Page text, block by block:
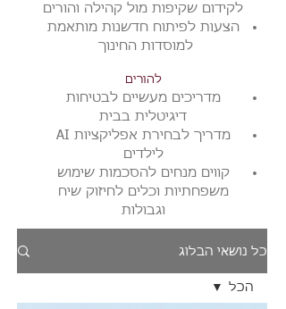
לקידום שקיפות מול קהילה והורים
הצעות לפיתוח חדשנות מותאמת
למוסדות החינוך
להורים
מדריכים מעשיים לבטיחות
דיגיטלית בבית
מדריך לבחירת אפליקציות AI
לילדים
​קווים מנחים להסכמות שימוש
משפחתיות וכלים לחיזוק שיח
וגבולות
כל נושאי הבלוג
הכל